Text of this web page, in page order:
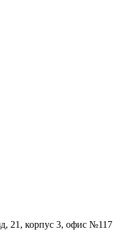
21, корпус 3, офис №117